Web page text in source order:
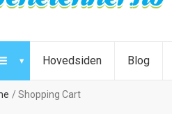
Hovedsiden Blog
Shopping Cart